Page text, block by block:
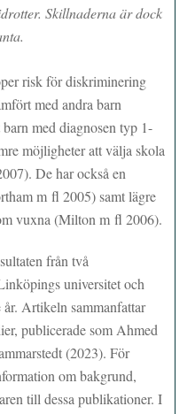
Skillnaderna är dock
risk för diskriminering
med andra barn
med diagnosen typ 1-
möjligheter att välja skola
De har också en
m fl 2005) samt lägre
vuxna (Milton m fl 2006).
från två
universitet och
Artikeln sammanfattar
publicerade som Ahmed
(2023). För
om bakgrund,
till dessa publikationer. I